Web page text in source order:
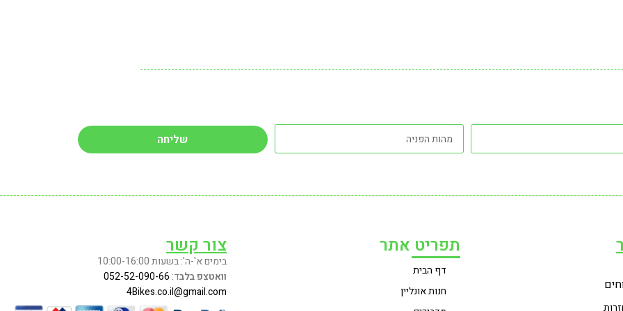
האופניים.
שליחה
תפריט אתר
דף הבית
חנות אונליין
צור קשר
בימים א'-ה': בשעות 10:00-16:00
וואטצפ בלבד: 052-52-090-66
4Bikes.co.il@gmail.com